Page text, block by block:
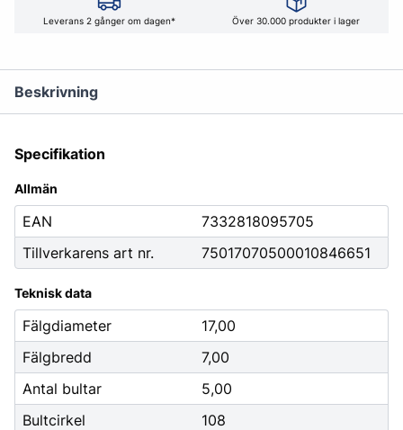
Leverans 2 gånger om dagen* Över 30.000 produkter i lager
Beskrivning
Specifikation
Allmän
EAN
7332818095705
Tillverkarens art nr.
75017070500010846651
Teknisk data
Fälgdiameter
17,00
Fälgbredd
7,00
Antal bultar
5,00
Bultcirkel
108